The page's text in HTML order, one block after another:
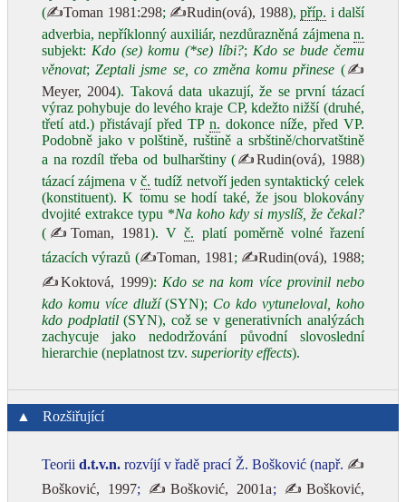
(✍Toman 1981:298; ✍Rudin(ová), 1988),příp. i další
adverbia, nepříklonný auxiliár, nezdůrazněná zájmena n.
subjekt: Kdo (se) komu (*se) líbi?; Kdo se bude čemu
věnovat;Zeptali jsme se, co změna komu přinese (✍
Meyer, 2004). Taková data ukazují, že se první tázací
výraz pohybuje do levého kraje CP, kdežto nižší (druhé,
třetí atd.) přistávají před TP n. dokonce níže, před VP.
Podobně jako v polštině, ruštině a srbštině/chorvatštině
a na rozdíl třeba od bulharštiny (✍Rudin(ová), 1988)
tázací zájmena vč. tudíž netvoří jeden syntaktický celek
(konstituent). K tomu se hodí také, že jsou blokovány
dvojité extrakce typu *Na koho kdy si myslíš, že čekal?
( ✍Toman, 1981). Vč. platí poměrně volné řazení
tázacích výrazů (✍Toman, 1981 ; ✍Rudin(ová), 1988;
✍Koktová, 1999): Kdo se na kom více provinil nebo
kdo komu více dluží(SYN); Co kdo vytuneloval, koho
kdo podplatil(SYN), což se v generativních analýzách
zachycuje jako nedodržování původní slovoslední
hierarchie (neplatnost tzv. superiority effects).
▲ Rozšiřující
Teoriid.t.v.n. rozvíjí v řadě prací Ž. Bošković (např. ✍
Bošković, 1997; ✍Bošković, 2001a; ✍Bošković,